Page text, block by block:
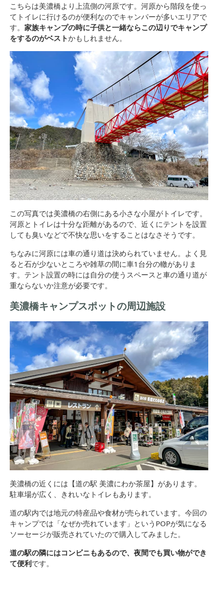
こちらは美濃橋より上流側の河原です。河原から階段を使っ
てトイレに行けるのが便利なのでキャンパーが多いエリアで
す。 家族キャンプの時に子供と一緒ならこの辺りでキャンプ
をするのがベストかもしれません。
この写真では美濃橋の右側にある小さな小屋がトイレです。
河原とトイレは十分な距離があるので、近くにテントを設置
しても臭いなどで不快な思いをすることはなさそうです。
ちなみに河原には車の通り道は決められていません。よく見
ると石が少ないところや雑草の間に車1台分の轍がありま
す。テント設置の時には自分の使うスペースと車の通り道が
重ならないか注意が必要です。
美濃橋キャンプスポットの周辺施設
美濃橋の近くには【道の駅 美濃にわか茶屋】があります。
駐車場が広く、きれいなトイレもあります。
道の駅内では地元の特産品や食材が売られています。今回の
キャンプでは「なぜか売れています」というPOPが気になる
ソーセージが販売されていたので購入してみました。
道の駅の隣にはコンビニもあるので、夜間でも買い物ができ
て便利です。